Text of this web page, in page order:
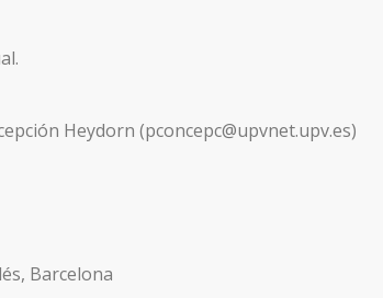
Heydorn (pconcepc@upvnet.upv.es)
Barcelona